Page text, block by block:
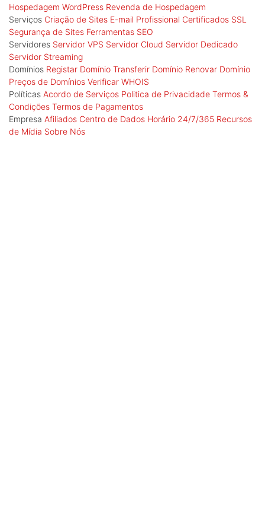
Hospedagem WordPress Revenda de Hospedagem
Serviços Criação de Sites E-mail Profissional Certificados SSL
Segurança de Sites Ferramentas SEO
Servidores Servidor VPS Servidor Cloud Servidor Dedicado
Servidor Streaming
Domínios Registar Domínio Transferir Domínio Renovar Domínio
Preços de Domínios Verificar WHOIS
Políticas Acordo de Serviços Politica de Privacidade Termos &
Condições Termos de Pagamentos
Empresa Afiliados Centro de Dados Horário 24/7/365 Recursos
de Mídia Sobre Nós